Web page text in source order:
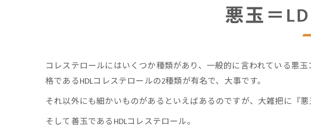
悪玉＝
コレステロールにはいくつか種類があり、一般的に言われている悪
格であるHDLコレステロールの2種類が有名で、大事です。
それ以外にも細かいものがあるといえばあるのですが、大雑把に『悪
そして善玉であるHDLコレステロール。